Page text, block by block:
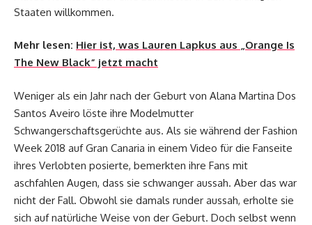
Staaten willkommen.
Mehr lesen: Hier ist, was Lauren Lapkus aus „Orange Is
The New Black“ jetzt macht
Weniger als ein Jahr nach der Geburt von Alana Martina Dos
Santos Aveiro löste ihre Modelmutter
Schwangerschaftsgerüchte aus. Als sie während der Fashion
Week 2018 auf Gran Canaria in einem Video für die Fanseite
ihres Verlobten posierte, bemerkten ihre Fans mit
aschfahlen Augen, dass sie schwanger aussah. Aber das war
nicht der Fall. Obwohl sie damals runder aussah, erholte sie
sich auf natürliche Weise von der Geburt. Doch selbst wenn